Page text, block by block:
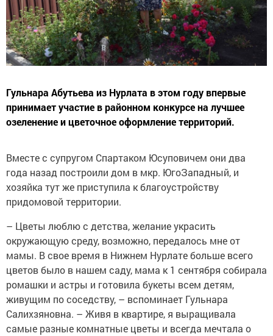
Гульнара Абутьева из Нурлата в этом году впервые
принимает участие в районном конкурсе на лучшее
озеленение и цветочное оформление территорий.
Вместе с супругом Спартаком Юсуповичем они два
года назад построили дом в мкр. ЮгоЗападный, и
хозяйка тут же приступила к благоустройству
придомовой территории.
– Цветы люблю с детства, желание украсить
окружающую среду, возможно, передалось мне от
мамы. В свое время в Нижнем Нурлате больше всего
цветов было в нашем саду, мама к 1 сентября собирала
ромашки и астры и готовила букеты всем детям,
живущим по соседству, – вспоминает Гульнара
Салихзяновна. – Живя в квартире, я выращивала
самые разные комнатные цветы и всегда мечтала о